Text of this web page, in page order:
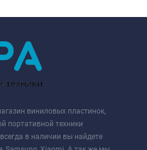
виниловых пластинок,
портативной техники
в наличии вы найдете